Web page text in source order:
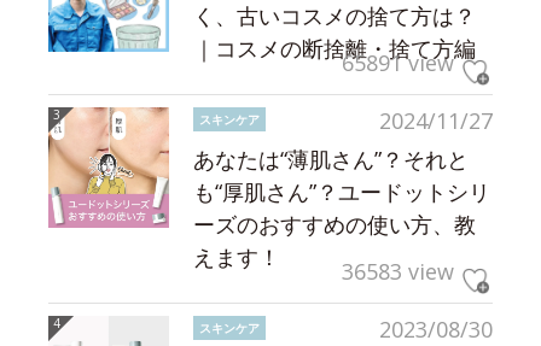
く、古いコスメの捨て方は？
｜コスメの断捨離・捨て方編
65891 view
2024/11/27
スキンケア
あなたは“薄肌さん”？それと
も“厚肌さん”？ユードットシリ
ーズのおすすめの使い方、教
えます！
36583 view
2023/08/30
スキンケア